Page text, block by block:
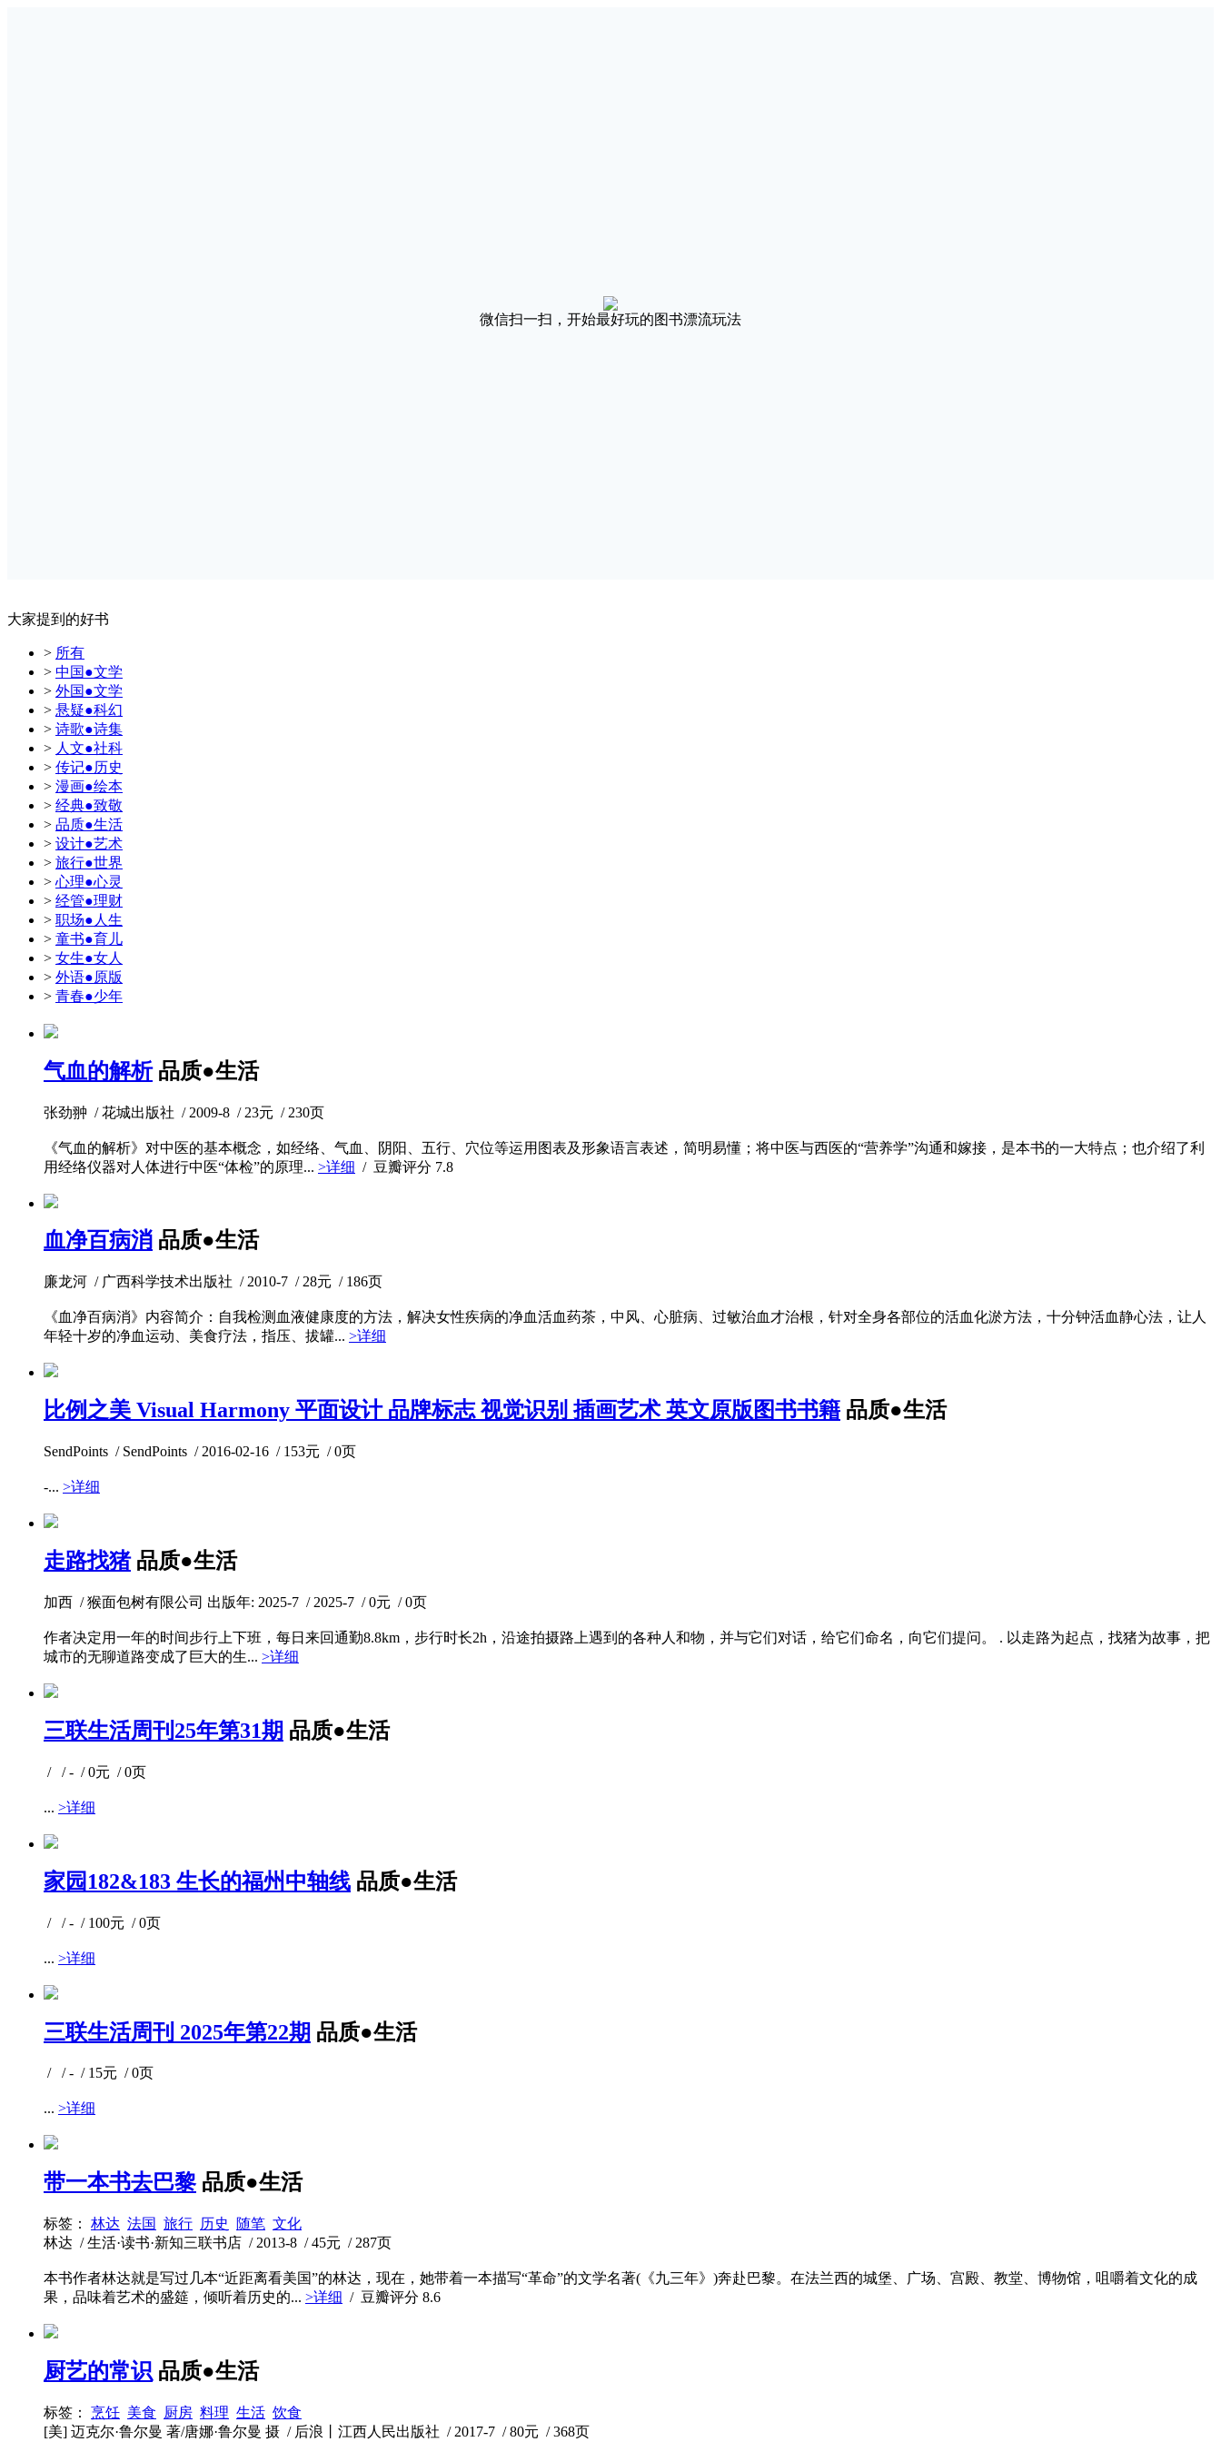
微信扫一扫，开始最好玩的图书漂流玩法
大家提到的好书
> 所有
> 中国●文学
> 外国●文学
> 悬疑●科幻
> 诗歌●诗集
> 人文●社科
> 传记●历史
> 漫画●绘本
> 经典●致敬
> 品质●生活
> 设计●艺术
> 旅行●世界
> 心理●心灵
> 经管●理财
> 职场●人生
> 童书●育儿
> 女生●女人
> 外语●原版
> 青春●少年
气血的解析 品质●生活
张劲翀 / 花城出版社 / 2009-8 / 23元 / 230页
《气血的解析》对中医的基本概念，如经络、气血、阴阳、五行、穴位等运用图表及形象语言表述，简明易懂；将中医与西医的“营养学”沟通和嫁接，是本书的一大特点；也介绍了利
用经络仪器对人体进行中医“体检”的原理... >详细 / 豆瓣评分 7.8
血净百病消 品质●生活
廉龙河 / 广西科学技术出版社 / 2010-7 / 28元 / 186页
《血净百病消》内容简介：自我检测血液健康度的方法，解决女性疾病的净血活血药茶，中风、心脏病、过敏治血才治根，针对全身各部位的活血化淤方法，十分钟活血静心法，让人
年轻十岁的净血运动、美食疗法，指压、拔罐... >详细
比例之美 Visual Harmony 平面设计 品牌标志 视觉识别 插画艺术 英文原版图书书籍 品质●生活
SendPoints / SendPoints / 2016-02-16 / 153元 / 0页
-... >详细
走路找猪 品质●生活
加西 / 猴面包树有限公司 出版年: 2025-7 / 2025-7 / 0元 / 0页
作者决定用一年的时间步行上下班，每日来回通勤8.8km，步行时长2h，沿途拍摄路上遇到的各种人和物，并与它们对话，给它们命名，向它们提问。 . 以走路为起点，找猪为故事，把
城市的无聊道路变成了巨大的生... >详细
三联生活周刊25年第31期 品质●生活
/ / - / 0元 / 0页
... >详细
家园182&183 生长的福州中轴线 品质●生活
/ / - / 100元 / 0页
... >详细
三联生活周刊 2025年第22期 品质●生活
/ / - / 15元 / 0页
... >详细
带一本书去巴黎 品质●生活
标签： 林达 法国 旅行 历史 随笔 文化
林达 / 生活·读书·新知三联书店 / 2013-8 / 45元 / 287页
本书作者林达就是写过几本“近距离看美国”的林达，现在，她带着一本描写“革命”的文学名著(《九三年》)奔赴巴黎。在法兰西的城堡、广场、宫殿、教堂、博物馆，咀嚼着文化的成
果，品味着艺术的盛筵，倾听着历史的... >详细 / 豆瓣评分 8.6
厨艺的常识 品质●生活
标签： 烹饪 美食 厨房 料理 生活 饮食
[美] 迈克尔·鲁尔曼 著/唐娜·鲁尔曼 摄 / 后浪丨江西人民出版社 / 2017-7 / 80元 / 368页